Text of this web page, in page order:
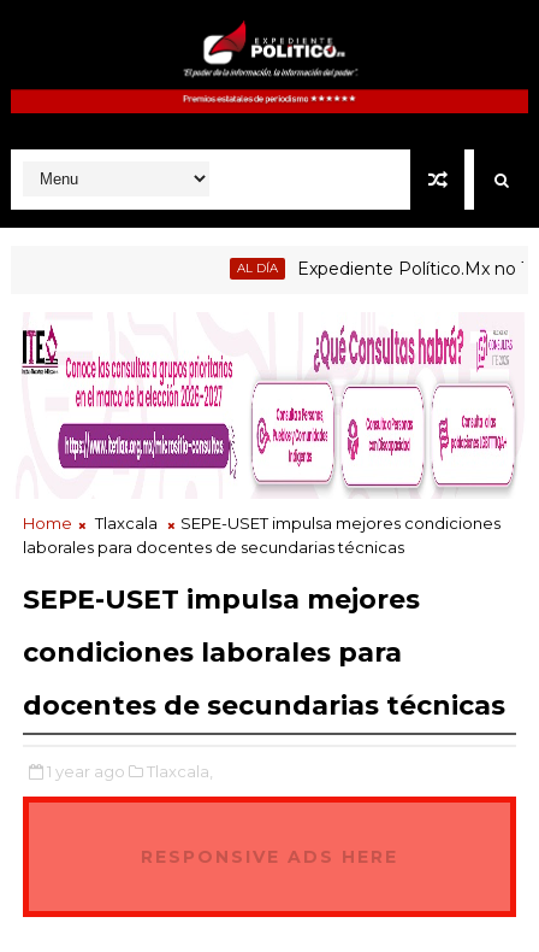
AL DÍA Expediente Político.Mx no 1126
Home Tlaxcala
SEPE-USET impulsa mejores condiciones
laborales para docentes de secundarias técnicas
SEPE-USET impulsa mejores
condiciones laborales para
docentes de secundarias técnicas
1 year ago Tlaxcala,
RESPONSIVE ADS HERE